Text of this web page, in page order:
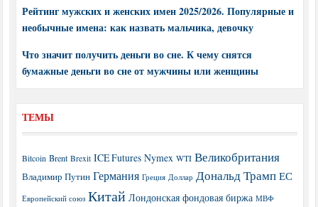
Рейтинг мужских и женских имен 2025/2026. Популярные и
необычные имена: как назвать мальчика, девочку
Что значит получить деньги во сне. К чему снятся
бумажные деньги во сне от мужчины или женщины
ТЕМЫ
Bitcoin Brent Brexit ICE Futures Nymex WTI Великобритания
Владимир Путин Германия Греция Доллар Дональд Трамп ЕС
Европейский союз Китай Лондонская фондовая биржа МВФ